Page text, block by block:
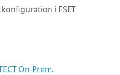
i ESET
On-Prem.